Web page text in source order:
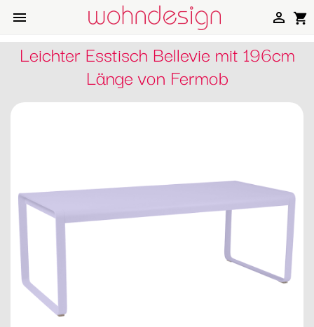
 shopping_cart

Leichter Esstisch Bellevie mit 196cm
Länge von Fermob